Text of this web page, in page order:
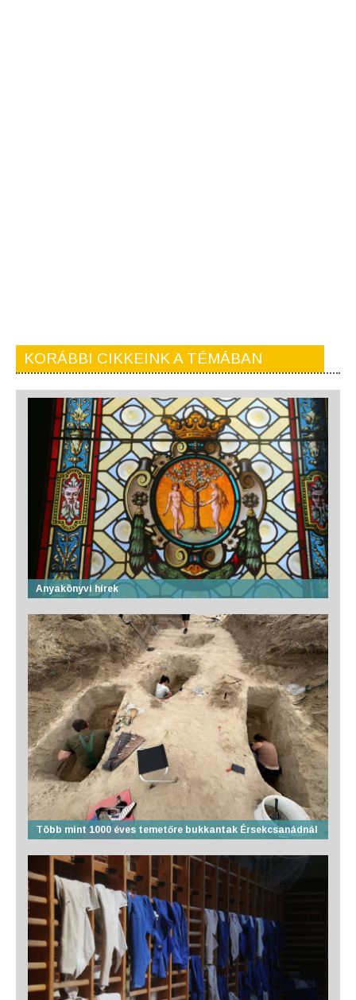
KORÁBBI CIKKEINK A TÉMÁBAN
Anyakönyvi hírek
Több mint 1000 éves temetőre bukkantak Érsekcsanádnál